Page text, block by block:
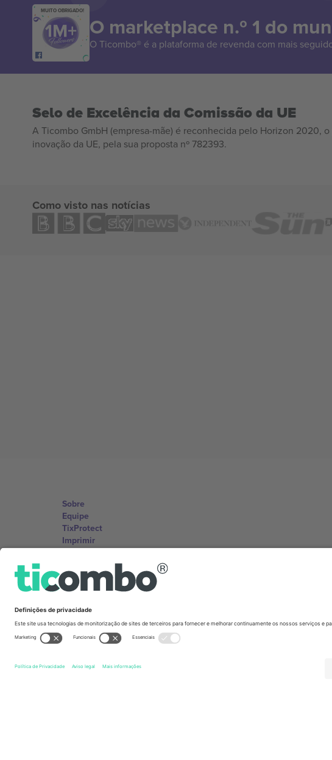
MUITO OBRIGADO!
O marketplace n.º 1 do
O Ticombo® é a plataforma de revenda com mais
Selo de Excelência da Comissão da UE
A Ticombo GmbH (empresa-mãe) é reconhecida pelo Horizon 2020,
inovação da UE, pela sua proposta nº 782393.
Como visto nas notícias
Sobre
Equipe
TixProtect
Imprimir
Termos e Condições
Programa de afiliados